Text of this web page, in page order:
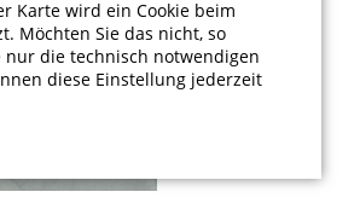
Karte wird ein Cookie beim
Möchten Sie das nicht, so
nur die technisch notwendigen
diese Einstellung jederzeit